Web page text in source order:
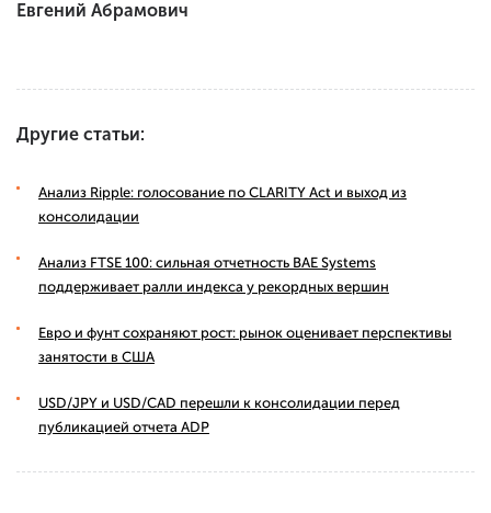
Евгений Абрамович
Другие статьи:
Анализ Ripple: голосование по CLARITY Act и выход из
консолидации
Анализ FTSE 100: сильная отчетность BAE Systems
поддерживает ралли индекса у рекордных вершин
Евро и фунт сохраняют рост: рынок оценивает перспективы
занятости в США
USD/JPY и USD/CAD перешли к консолидации перед
публикацией отчета ADP